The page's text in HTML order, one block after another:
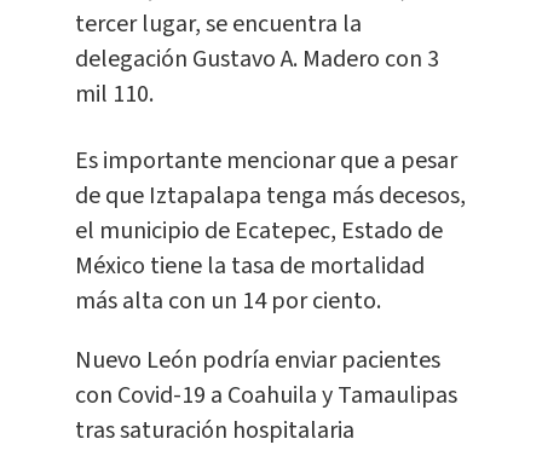
tercer lugar, se encuentra la
delegación Gustavo A. Madero con 3
mil 110.
Es importante mencionar que a pesar
de que Iztapalapa tenga más decesos,
el municipio de Ecatepec, Estado de
México tiene la tasa de mortalidad
más alta con un 14 por ciento.
Nuevo León podría enviar pacientes
con Covid-19 a Coahuilay Tamaulipas
tras saturación hospitalaria